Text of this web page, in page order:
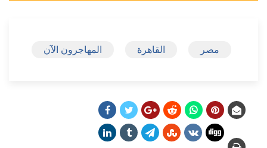
مصر القاهرة المهاجرون الآن